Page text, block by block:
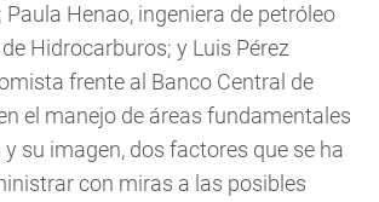
Henao, ingeniera de petróleo
Hidrocarburos; y Luis Pérez
frente al Banco Central de
el manejo de áreas fundamentales
su imagen, dos factores que se ha
con miras a las posibles